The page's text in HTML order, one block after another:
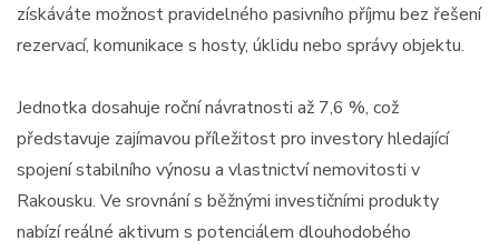
získáváte možnost pravidelného pasivního příjmu bez řešení
rezervací, komunikace s hosty, úklidu nebo správy objektu.
Jednotka dosahuje roční návratnosti až 7,6 %, což
představuje zajímavou příležitost pro investory hledající
spojení stabilního výnosu a vlastnictví nemovitosti v
Rakousku. Ve srovnání s běžnými investičními produkty
nabízí reálné aktivum s potenciálem dlouhodobého